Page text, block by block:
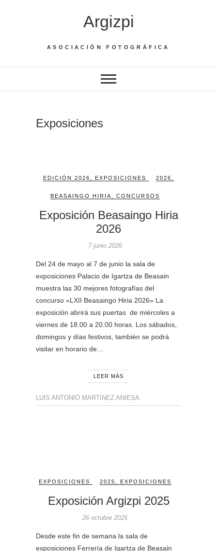
Argizpi
ASOCIACIÓN FOTOGRÁFICA
Exposiciones
EDICIÓN 2026 EXPOSICIONES 2026
BEASAINGO HIRIA CONCURSOS
Exposición Beasaingo Hiria
2026
7 junio 2026
Del 24 de mayo al 7 de junio la sala de
exposiciones Palacio de Igartza de Beasain
muestra las 30 mejores fotografías del
concurso «LXII Beasaingo Hiria 2026» La
exposición abrirá sus puertas de miércoles a
viernes de 18.00 a 20.00 horas. Los sábados,
domingos y días festivos, también se podrá
visitar en horario de…
LEER MÁS
LUIS ANTONIO MARTINEZ ANIESA
EXPOSICIONES 2025 EXPOSICIONES
Exposición Argizpi 2025
26 octubre 2025
Desde este fin de semana la sala de
exposiciones Ferrería de Igartza de Beasain